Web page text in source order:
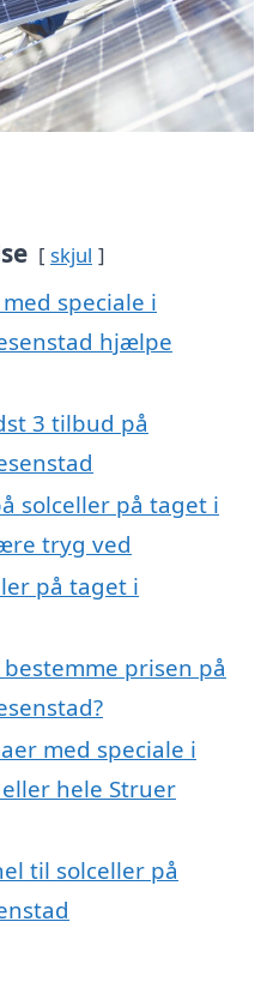
skjul
speciale i
hjælpe
3 tilbud på
solceller på taget i
tryg ved
på taget i
prisen på
med speciale i
hele Struer
til solceller på